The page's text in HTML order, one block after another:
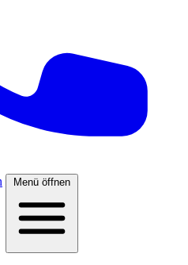
Menü öffnen